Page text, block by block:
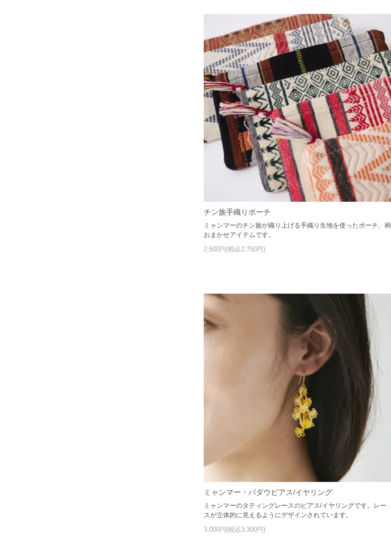
チン族手織りポーチ
ミャンマーのチン族が織り上げる手織り生地を使ったポーチ、柄
おまかせアイテムです。
2,500円(税込2,750円)
ミャンマー・パダウピアス/イヤリング
ミャンマーのタティングレースのピアス/イヤリングです。レー
スが立体的に見えるようにデザインされています。
3,000円(税込3,300円)